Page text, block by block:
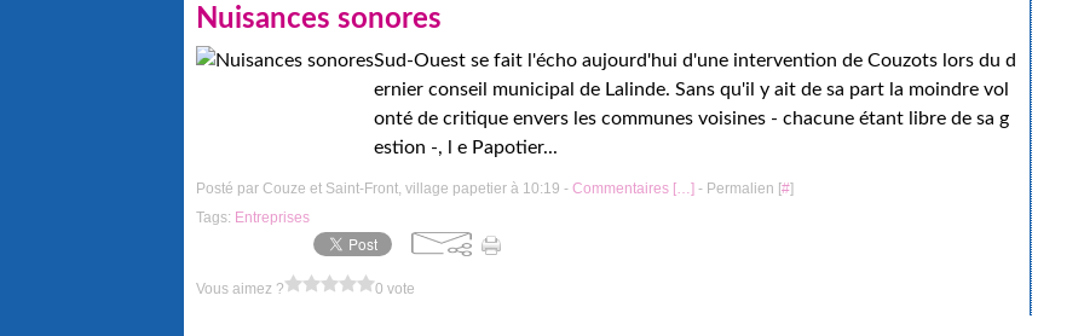
Nuisances sonores
Sud-Ouest se fait l'écho aujourd'hui d'une intervention de Couzots lors du d
ernier conseil municipal de Lalinde. Sans qu'il y ait de sa part la moindre vol
onté de critique envers les communes voisines - chacune étant libre de sa g
estion -, l e Papotier...
Posté par Couze et Saint-Front, village papetier à 10:19 - Commentaires […] - Permalien [#]
Tags: Entreprises
Vous aimez ? 0 vote